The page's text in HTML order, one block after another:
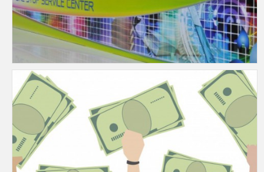
Science & Technology Information: One Stop Services
บริการสารสนเทศเบ็ดเสร็จด้านวิทยาศาสตร์และเทคโนโลยี เป็นการจัดบ�
Service Fees
อัตราค่าบริการ
บริการ
ค่าบริการ